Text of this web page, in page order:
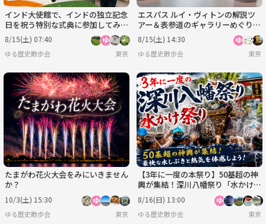
インド大使館で、インドの独立記念
日を祝う特別な式典に参加してみま
せんか？
8/15(土) 07:40
ゆる歴史散歩会 東京
エスパス ルイ・ヴィトンの解説ツ
アー＆表参道のギャラリーめぐり
（初心者歓迎）
8/15(土) 14:30
ゆる歴史散歩会 東京
たまがわ花火大会をみにいきません
か？
10/3(土) 15:30
ゆる歴史散歩会 東京
【3年に一度の本祭り】50基超の神
輿が集結！深川八幡祭り「水かけ祭
り」を見に行こう
8/16(日) 13:00
ゆる歴史散歩会 東京